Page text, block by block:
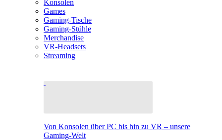
Konsolen
Games
Gaming-Tische
Gaming-Stühle
Merchandise
VR-Headsets
Streaming
Von Konsolen über PC bis hin zu VR – unsere
Gaming-Welt